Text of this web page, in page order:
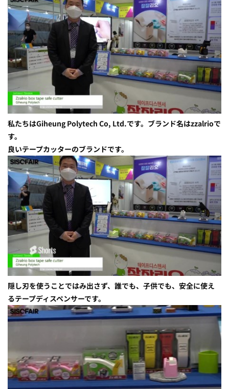
私たちはGiheung Polytech Co, Ltd.です。ブランド名はzzalrioで
す。
良いテープカッターのブランドです。
隠し刃を使うことではみ出さず、誰でも、子供でも、安全に使え
るテープディスペンサーです。